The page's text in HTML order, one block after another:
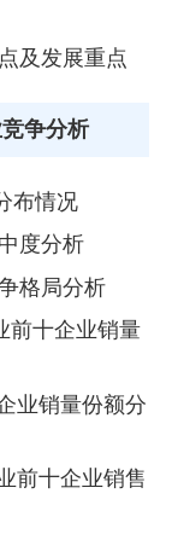
及发展重点
争分析
布情况
度分析
格局分析
前十企业销量
业销量份额分
前十企业销售